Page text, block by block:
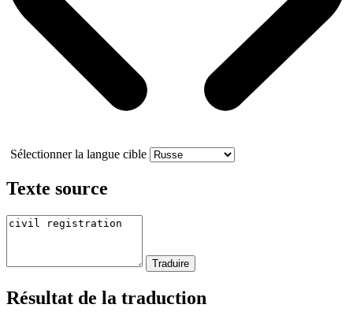
Sélectionner la langue cible
Texte source
Résultat de la traduction